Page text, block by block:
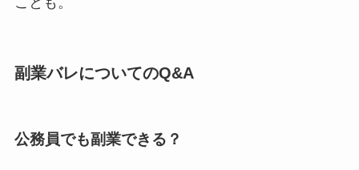
副業バレについてのQ&A
公務員でも副業できる？